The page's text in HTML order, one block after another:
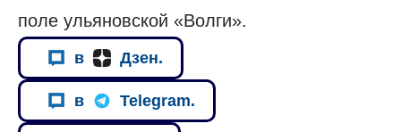
поле ульяновской «Волги».
в Дзен.
в Telegram.